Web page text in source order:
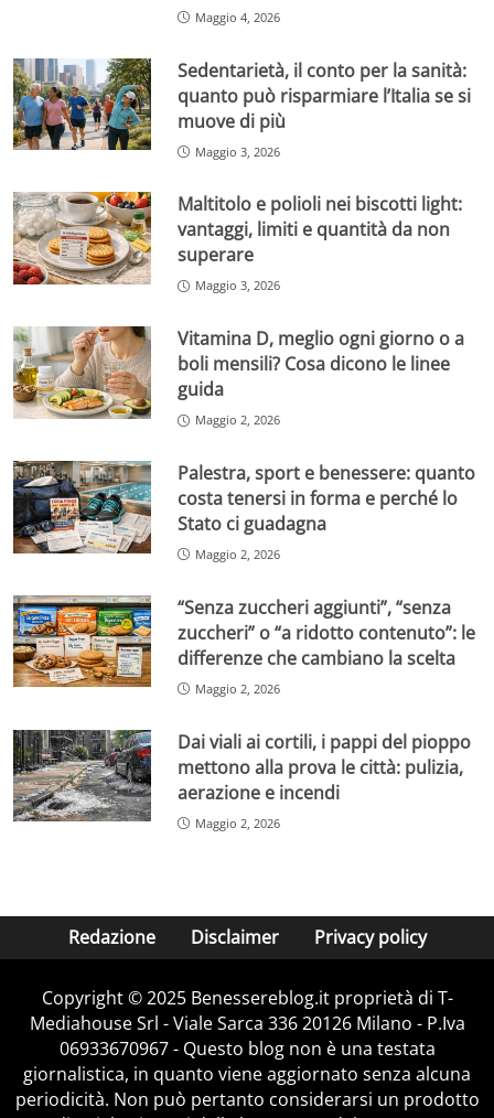
Maggio 4, 2026
Sedentarietà, il conto per la sanità:
quanto può risparmiare l’Italia se si
muove di più
Maggio 3, 2026
Maltitolo e polioli nei biscotti light:
vantaggi, limiti e quantità da non
superare
Maggio 3, 2026
Vitamina D, meglio ogni giorno o a
boli mensili? Cosa dicono le linee
guida
Maggio 2, 2026
Palestra, sport e benessere: quanto
costa tenersi in forma e perché lo
Stato ci guadagna
Maggio 2, 2026
“Senza zuccheri aggiunti”, “senza
zuccheri” o “a ridotto contenuto”: le
differenze che cambiano la scelta
Maggio 2, 2026
Dai viali ai cortili, i pappi del pioppo
mettono alla prova le città: pulizia,
aerazione e incendi
Maggio 2, 2026
Redazione Disclaimer Privacy policy
Copyright © 2025 Benessereblog.it proprietà di T-
Mediahouse Srl - Viale Sarca 336 20126 Milano - P.Iva
06933670967 - Questo blog non è una testata
giornalistica, in quanto viene aggiornato senza alcuna
periodicità. Non può pertanto considerarsi un prodotto